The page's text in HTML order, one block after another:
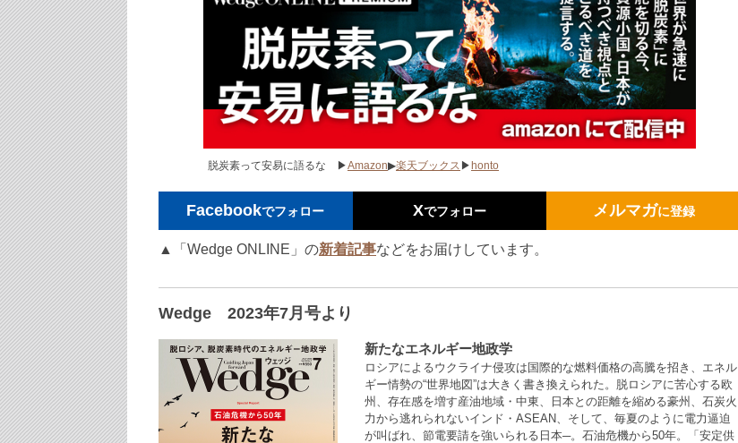
脱炭素って安易に語るな ▶Amazon▶楽天ブックス ▶honto
Facebookでフォロー Xでフォロー メルマガに登録
▲「Wedge ONLINE」の新着記事などをお届けしています。
Wedge 2023年7月号より
新たなエネルギー地政学
ロシアによるウクライナ侵攻は国際的な燃料価格の高騰を招き、エネル
ギー情勢の“世界地図”は大きく書き換えられた。脱ロシアに苦心する欧
州、存在感を増す産油地域・中東、日本との距離を縮める豪州、石炭火
力から逃れられないインド・ASEAN、そして、毎夏のように電力逼迫
が叫ばれ、節電要請を強いられる日本─。石油危機から50年。「安定供